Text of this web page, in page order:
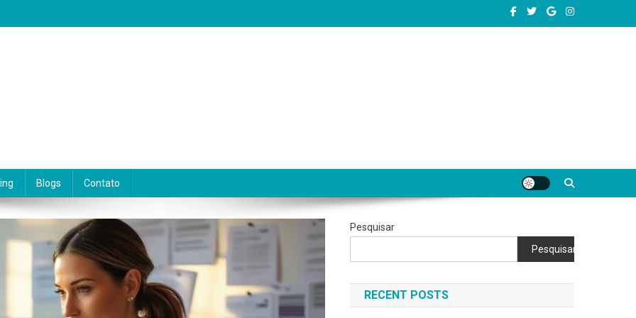
Blogs Contato
Pesquisar
Pesquisar
RECENT POSTS